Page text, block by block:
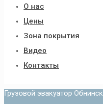
О нас
Цены
Зона покрытия
Видео
Контакты
Грузовой эвакуатор Обнинск